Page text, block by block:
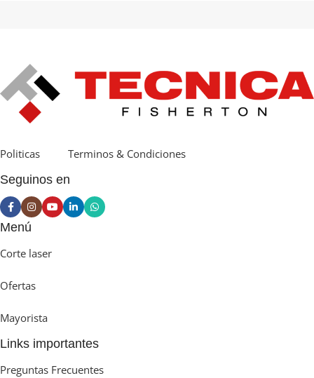
10 Lt 20 Lt ( Bidon) ,200 Lt, 4 Lt,
Caja Con 4 sachets de 5 Lt,Doy
Pack 1 Kg
Politicas
Terminos & Condiciones
Seguinos en
Menú
Corte laser
Ofertas
Mayorista
Links importantes
Preguntas Frecuentes